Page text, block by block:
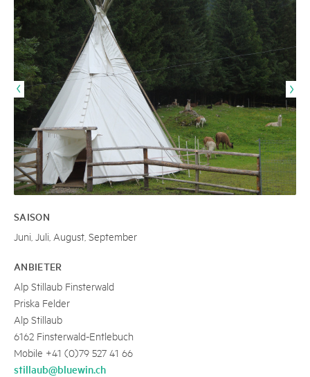
SAISON
Juni, Juli, August, September
ANBIETER
Alp Stillaub Finsterwald
Priska Felder
Alp Stillaub
6162 Finsterwald-Entlebuch
Mobile +41 (0)79 527 41 66
stillaub@bluewin.ch